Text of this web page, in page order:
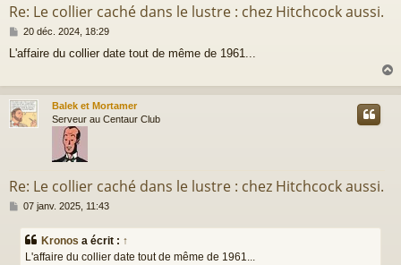
Re: Le collier caché dans le lustre : chez Hitchcock aussi.
M
s
a
g
e
20 déc. 2024, 18:29
L'affaire du collier date tout de même de 1961...
a
Balek et Mortamer
Serveur au Centaur Club
Re: Le collier caché dans le lustre : chez Hitchcock aussi.
M
s
07 janv. 2025, 11:43
Kronos a écrit : ↑
L'affaire du collier date tout de même de 1961...